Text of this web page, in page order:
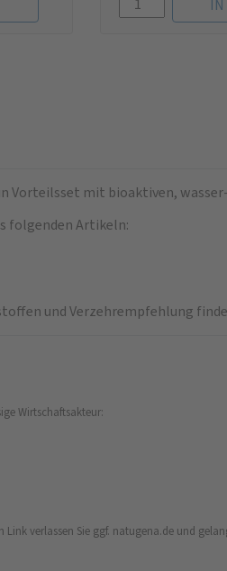
Vorteilsset mit bioaktiven,
folgenden Artikeln:
und Verzehrempfehlung
Wirtschaftsakteur:
Link verlassen Sie ggf. natugena.de und